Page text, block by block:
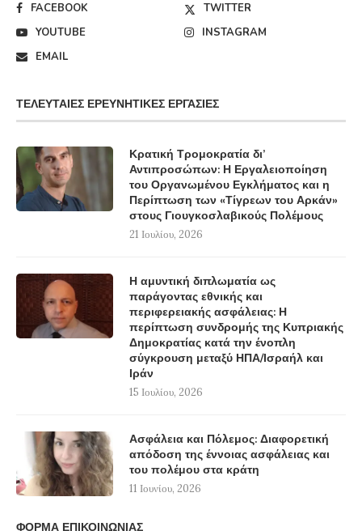
FACEBOOK
TWITTER
YOUTUBE
INSTAGRAM
EMAIL
ΤΕΛΕΥΤΑΊΕΣ ΕΡΕΥΝΗΤΙΚΈΣ ΕΡΓΑΣΊΕΣ
Κρατική Τρομοκρατία δι’
Αντιπροσώπων: Η Εργαλειοποίηση
του Οργανωμένου Εγκλήματος και η
Περίπτωση των «Τίγρεων του Αρκάν»
στους Γιουγκοσλαβικούς Πολέμους
21 Ιουλίου, 2026
Η αμυντική διπλωματία ως
παράγοντας εθνικής και
περιφερειακής ασφάλειας: Η
περίπτωση συνδρομής της Κυπριακής
Δημοκρατίας κατά την ένοπλη
σύγκρουση μεταξύ ΗΠΑ/Ισραήλ και
Ιράν
15 Ιουλίου, 2026
Ασφάλεια και Πόλεμος: Διαφορετική
απόδοση της έννοιας ασφάλειας και
του πολέμου στα κράτη
11 Ιουνίου, 2026
ΦΟΡΜΑ ΕΠΙΚΟΙΝΩΝΙΑΣ